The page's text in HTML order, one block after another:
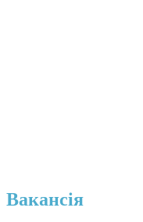
Вакансія